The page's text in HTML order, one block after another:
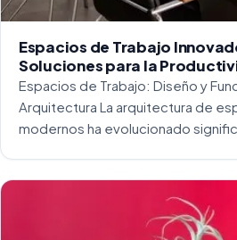
Espacios de Trabajo
Soluciones para la
Espacios de Trabajo: Diseño y
Arquitectura La arquitectura de
modernos ha evolucionado